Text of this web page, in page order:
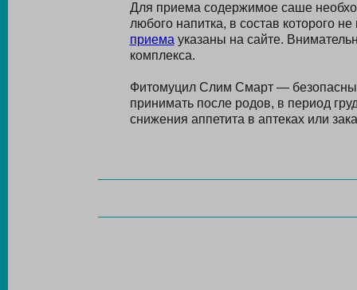
Для приема содержимое саше
любого напитка, в состав которого
приема указаны на сайте.
комплекса.
Фитомуцил Слим Смарт —
принимать после родов, в период
снижения аппетита в аптеках или